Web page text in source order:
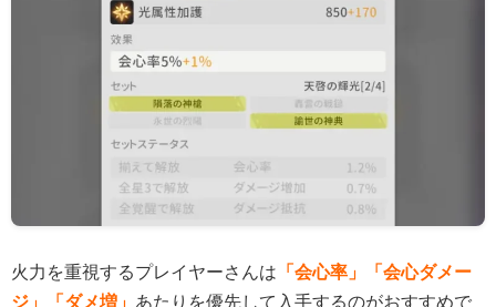
火力を重視するプレイヤーさんは 「会心率」「会心ダメー
ジ」「ダメ増」 あたりを優先して入手するのがおすすめで